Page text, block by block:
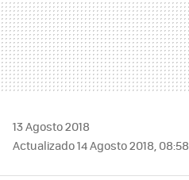
13 Agosto 2018
Actualizado 14 Agosto 2018, 08:58